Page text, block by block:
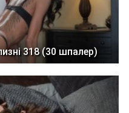
318 (30 шпалер)